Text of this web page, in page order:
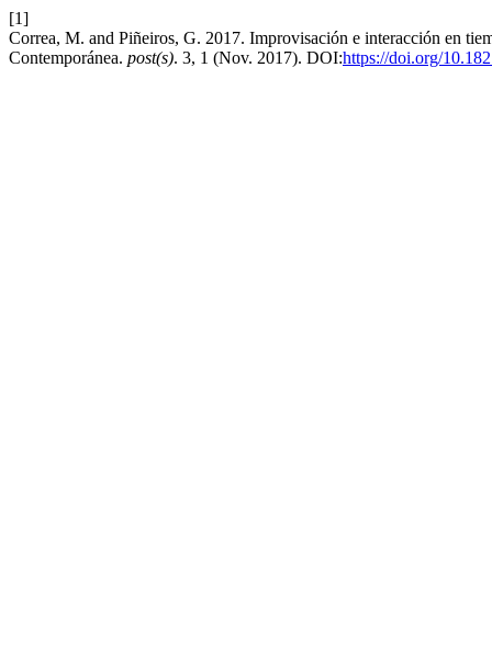
[1]
Correa, M. and Piñeiros, G. 2017. Improvisación e interacción en
Contemporánea. post(s). 3, 1 (Nov. 2017). DOI:https://doi.org/